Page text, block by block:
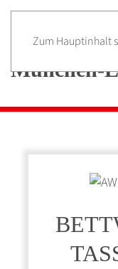
Zum Hauptinhalt